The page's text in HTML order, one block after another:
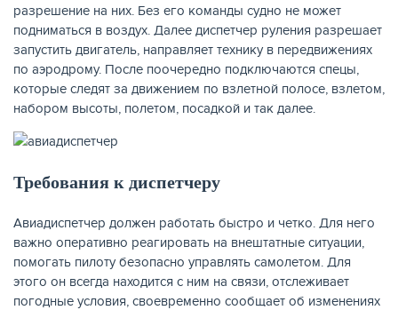
разрешение на них. Без его команды судно не может
подниматься в воздух. Далее диспетчер руления разрешает
запустить двигатель, направляет технику в передвижениях
по аэродрому. После поочередно подключаются спецы,
которые следят за движением по взлетной полосе, взлетом,
набором высоты, полетом, посадкой и так далее.
Требования к диспетчеру
Авиадиспетчер должен работать быстро и четко. Для него
важно оперативно реагировать на внештатные ситуации,
помогать пилоту безопасно управлять самолетом. Для
этого он всегда находится с ним на связи, отслеживает
погодные условия, своевременно сообщает об изменениях